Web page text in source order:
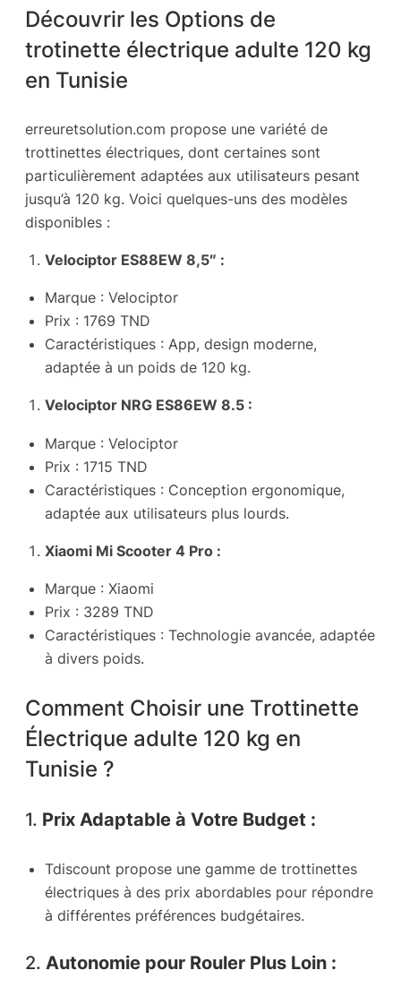
Découvrir les Options de
trotinette électrique adulte 120 kg
en Tunisie
erreuretsolution.com propose une variété de
trottinettes électriques, dont certaines sont
particulièrement adaptées aux utilisateurs pesant
jusqu’à 120 kg. Voici quelques-uns des modèles
disponibles :
Velociptor ES88EW 8,5″ :
Marque : Velociptor
Prix : 1769 TND
Caractéristiques : App, design moderne,
adaptée à un poids de 120 kg.
Velociptor NRG ES86EW 8.5 :
Marque : Velociptor
Prix : 1715 TND
Caractéristiques : Conception ergonomique,
adaptée aux utilisateurs plus lourds.
Xiaomi Mi Scooter 4 Pro :
Marque : Xiaomi
Prix : 3289 TND
Caractéristiques : Technologie avancée, adaptée
à divers poids.
Comment Choisir une Trottinette
Électrique adulte 120 kg en
Tunisie ?
1. Prix Adaptable à Votre Budget :
Tdiscount propose une gamme de trottinettes
électriques à des prix abordables pour répondre
à différentes préférences budgétaires.
2. Autonomie pour Rouler Plus Loin :